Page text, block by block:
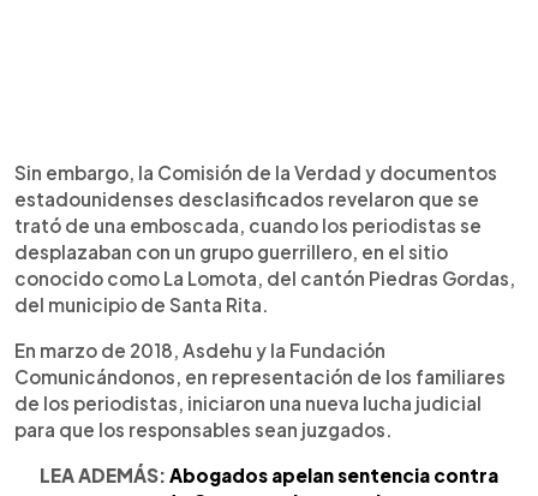
Sin embargo, la Comisión de la Verdad y documentos
estadounidenses desclasificados revelaron que se
trató de una emboscada, cuando los periodistas se
desplazaban con un grupo guerrillero, en el sitio
conocido como La Lomota, del cantón Piedras Gordas,
del municipio de Santa Rita.
En marzo de 2018, Asdehu y la Fundación
Comunicándonos, en representación de los familiares
de los periodistas, iniciaron una nueva lucha judicial
para que los responsables sean juzgados.
LEA ADEMÁS: Abogados apelan sentencia contra